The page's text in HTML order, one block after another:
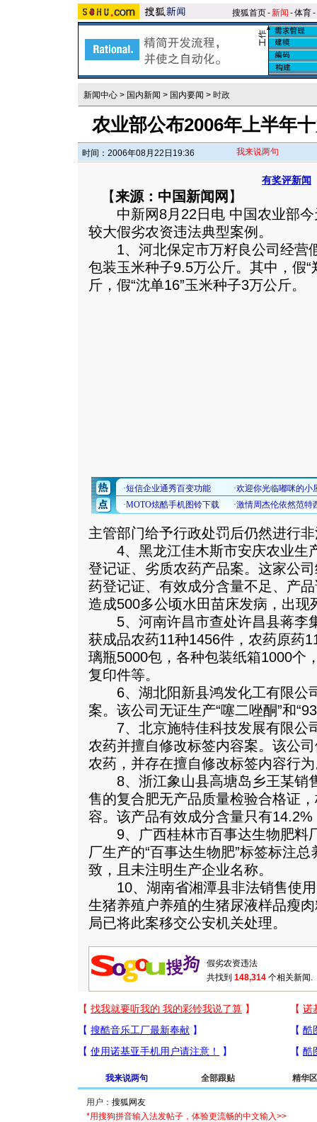
搜狐首页-新闻 -体育-
新闻中心 > 国内新闻 > 国内要闻 > 时政
农业部公布2006年上半年
时间：2006年08月22日19:36 我来说两句
有奖评新闻
【来源：中国新闻网 】
中新网8月22日电 中国农业部今
较大假劣农资违法典型案例。
1、河北保定市万籽良公司经营
包装玉米种子9.5万公斤。其中，假
斤，假“沈单16”玉米种子3万公斤。
主管部门给予行政处罚后仍然进行
4、黑龙江佳木斯市安庆农业生
登记证、劣质农药产品案。这家公
药登记证、有效成分含量不足、产
造成500多公顷水田苗床发病，出现
5、河南许昌市查处许昌县蒋李
获成品农药11种1456件，农药原药
璃瓶5000包，各种包装纸箱1000个
复印件等。
6、湖北阳新县鸿发化工有限公
案。该公司无证生产“噻二唑酮”和
7、北京施特佳科技发展有限公
农药并擅自修改标签内容案。该公
农药，并存在擅自修改标签内容行
8、浙江象山县高塘岛乡王某销
售的复合肥无产品质量检验合格证
容。该产品有效成分含量只有
9、广西桂林市百事达生物肥料
厂生产的“百事达生物肥”标签标注
致，且未注明生产企业名称。
10、湖南省湘潭县非法销售使用
生猪养殖户养殖的生猪尿液样品瘦
局已将此案移交公安机关处理。
共找到 148,314 个相关新闻.
我来说两句 全部跟贴 精华区
用户：
*用搜狗拼音输入法发帖子，体验更流畅的中文输入>>